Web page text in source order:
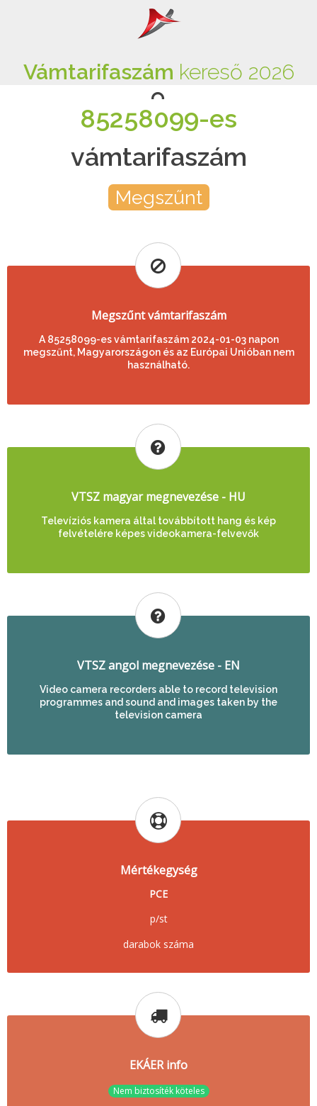
Vámtarifaszám kereső 2026
85258099-es
vámtarifaszám
Megszűnt
Megszűnt vámtarifaszám
A 85258099-es vámtarifaszám 2024-01-03 napon
megszűnt, Magyarországon és az Európai Unióban nem
használható.
VTSZ magyar megnevezése - HU
Televíziós kamera által továbbított hang és kép
felvételére képes videokamera-felvevők
VTSZ angol megnevezése - EN
Video camera recorders able to record television
programmes and sound and images taken by the
television camera
Mértékegység
PCE
p/st
darabok száma
EKÁER info
Nem biztosíték köteles